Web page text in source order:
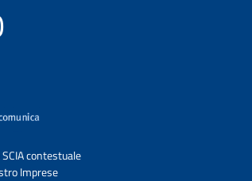
contestuale
Imprese